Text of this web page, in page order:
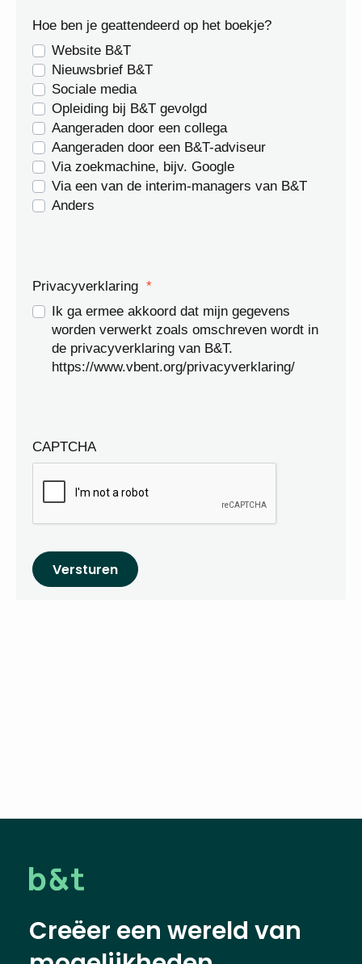
Hoe ben je geattendeerd op het boekje?
Website B&T
Nieuwsbrief B&T
Sociale media
Opleiding bij B&T gevolgd
Aangeraden door een collega
Aangeraden door een B&T-adviseur
Via zoekmachine, bijv. Google
Via een van de interim-managers van B&T
Anders
Privacyverklaring *
Ik ga ermee akkoord dat mijn gegevens
worden verwerkt zoals omschreven wordt in
de privacyverklaring van B&T.
https://www.vbent.org/privacyverklaring/
CAPTCHA
Versturen
Creëer een wereld van